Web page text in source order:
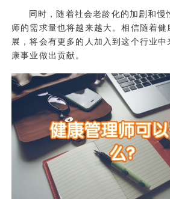
同时，随着社会老龄化的加剧和慢
师的需求量也将越来越大。相信随着
展，将会有更多的人加入到这个行业中
康事业做出贡献。